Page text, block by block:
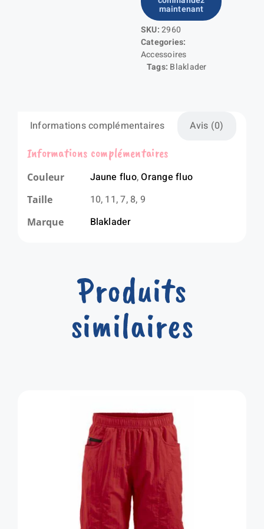
artisan
doublés
-
latex
maintenant
SKU:2960
Categories:
Accessoires
Tags: Blaklader
Informations complémentaires Avis (0)
Informations complémentaires
Couleur Jaune fluo,Orange fluo
Taille 10, 11, 7, 8, 9
Marque Blaklader
Produits
similaires